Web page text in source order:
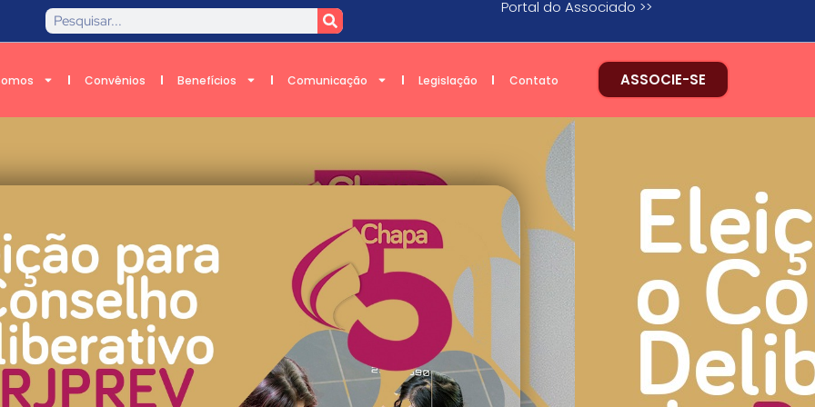
Portal do Associado >>
Convênios Benefícios Comunicação Legislação Contato ASSOCIE-SE